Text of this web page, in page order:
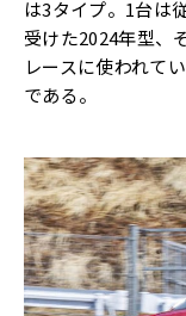
は3タイプ。1台は
受けた2024年型、
レースに使われて
である。